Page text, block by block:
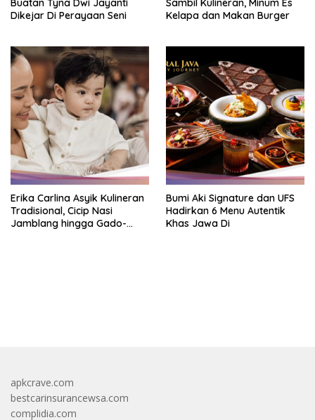
Dikejar Di Perayaan Seni
Kelapa dan Makan Burger
Erika Carlina Asyik Kulineran
Tradisional, Cicip Nasi
Jamblang hingga Gado-
Bumi Aki Signature dan UFS
Hadirkan 6 Menu Autentik
Khas Jawa Di
apkcrave.com
bestcarinsurancewsa.com
complidia.com